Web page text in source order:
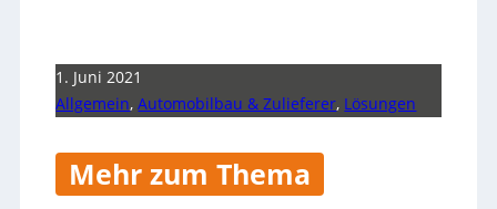
1. Juni 2021
Allgemein,Automobilbau & Zulieferer, Lösungen
Mehr zum Thema